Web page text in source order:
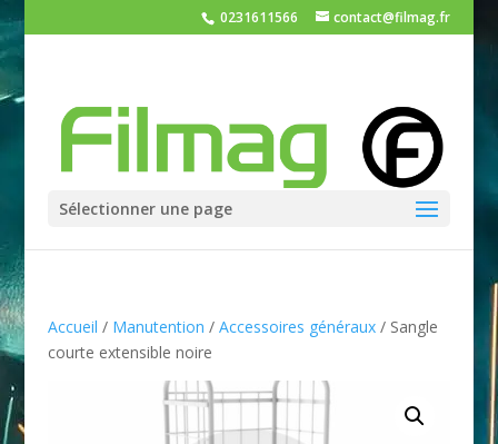
0231611566 contact@filmag.fr
Sélectionner une page
Accueil / Manutention / Accessoires généraux/ Sangle
courte extensible noire